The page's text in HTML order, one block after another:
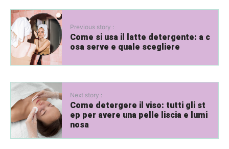
Previous story :
Come si usa il latte detergente: a c
osa serve e quale scegliere
Next story :
Come detergere il viso: tutti gli st
ep per avere una pelle liscia e lumi
nosa